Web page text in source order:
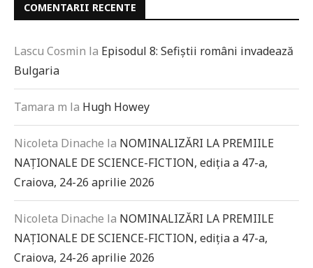
COMENTARII RECENTE
Lascu Cosmin la Episodul 8: Sefiștii români invadează
Bulgaria
Tamara m la Hugh Howey
Nicoleta Dinache la NOMINALIZĂRI LA PREMIILE
NAȚIONALE DE SCIENCE-FICTION, ediția a 47-a,
Craiova, 24-26 aprilie 2026
Nicoleta Dinache la NOMINALIZĂRI LA PREMIILE
NAȚIONALE DE SCIENCE-FICTION, ediția a 47-a,
Craiova, 24-26 aprilie 2026